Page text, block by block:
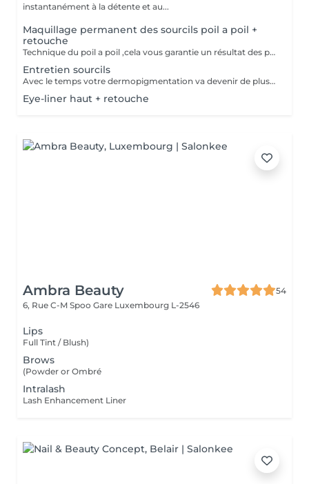
instantanément à la détente et au...
Maquillage permanent des sourcils poil a poil +
retouche
Technique du poil a poil ,cela vous garantie un résultat des plus naturel. prévoir une retouche le mois suivant.
Entretien sourcils
Avec le temps votre dermopigmentation va devenir de plus en plus clair ,pour le retrouver comme au premier jour cette petite retouche sera nécessaire.
Eye-liner haut + retouche
Ambra Beauty
54
6, Rue C-M Spoo Gare Luxembourg L-2546
Lips
Full Tint / Blush)
Brows
(Powder or Ombré
Intralash
Lash Enhancement Liner